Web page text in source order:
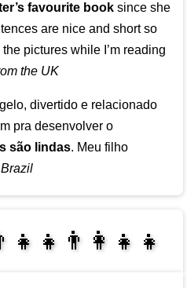
favourite book since she
are nice and short so
pictures while I’m reading
the UK
divertido e relacionado
pra desenvolver o
são lindas. Meu filho